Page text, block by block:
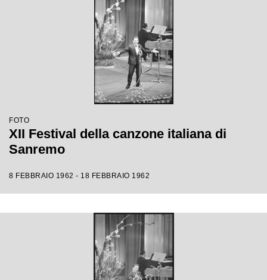
FOTO
XII Festival della canzone italiana di
Sanremo
8 FEBBRAIO 1962 - 18 FEBBRAIO 1962